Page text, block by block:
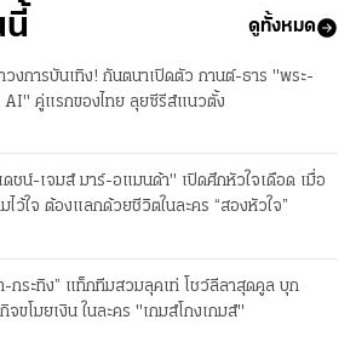
นี้ ดูทั้งหมด
วงการบันเทิง! กันตนาเปิดตัว กานต์-ธาร "พระ-
AI" คู่แรกของไทย ลุยซีรีส์แนวตั้ง
ชน์-เจมส์ มาร์-อแมนด้า" เปิดศึกหัวใจเดือด เมื่อ
ไว้ใจ ต้องแลกด้วยชีวิตในละคร “สองหัวใจ”
-กระทิง” แท็กทีมสวมลุคเท่ โชว์ลีลาสุดคูล บุก
จขโมยเงิน ในละคร "เกมส์โกงเกมส์"